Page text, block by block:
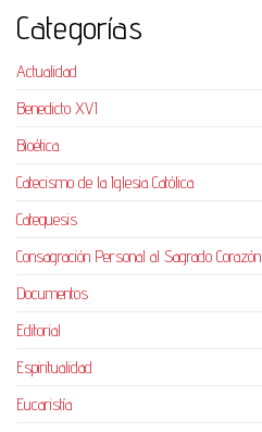
Categorías
Actualidad
Benedicto XVI
Bioética
Catecismo de la Iglesia Católica
Catequesis
Consagración Personal al Sagrado Corazón
Documentos
Editorial
Espiritualidad
Eucaristía